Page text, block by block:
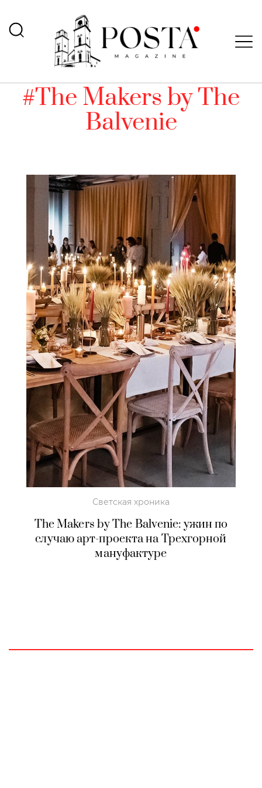
#The Makers by The
Balvenie
Светская хроника
The Makers by The Balvenie: ужин по
случаю арт-проекта на Трехгорной
мануфактуре